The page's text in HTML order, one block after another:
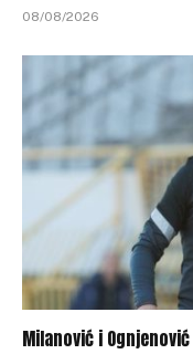
08/08/2026
Milanović i